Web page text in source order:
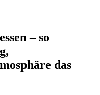
– so
das